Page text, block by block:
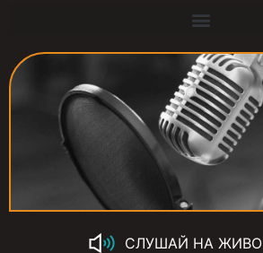
СЛУШАЙ НА ЖИВО